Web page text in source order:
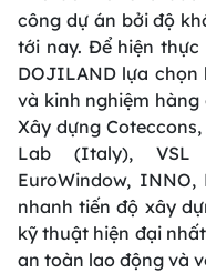
công dự án bởi độ
tới nay. Để hiện
DOJILAND lựa
và kinh nghiệm
Xây dựng
Lab (Italy), VSL
EuroWindow,
nhanh tiến độ xây
kỹ thuật hiện đại
an toàn lao động và